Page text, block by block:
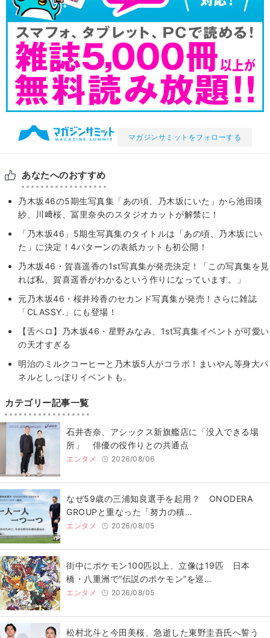
マガジンサミットをフォローする
あなたへのおすすめ
乃木坂46の5期生写真集「あの頃、乃木坂にいた」から池田瑛
紗、川﨑桜、冨里奈央のスタジオカットが解禁に！
「乃木坂46」5期生写真集のタイトルは「あの頃、乃⽊坂にい
た」に決定！4パターンの表紙カットも初公開！
乃木坂46・賀喜遥香の1st写真集が発売決定！「この写真集を見
れば私、賀喜遥香がわかるという作りになっています。」
元乃木坂46・桜井玲香のセカンド写真集が発売！さらに雑誌
「CLASSY.」にも登場！
【舌ペロ】乃木坂46・星野みなみ、1st写真集イベントが可愛い
の天才すぎる
明治のミルクコーヒーと乃木坂5人がコラボ！まいやん等身大パ
ネルとしっぽりイベントも。
カテゴリー記事一覧
石井杏奈、アシックス新旗艦店に「没入できる場
所」 俳優の役作りとの共通点
エンタメ 2026/08/06
なぜ59歳の三浦知良選手を起用？ ONODERA
GROUPと重なった「努力の積…
エンタメ 2026/08/05
街中にポケモン100匹以上、立像は19匹 日本
橋・八重洲で“伝説のポケモン”を巡…
エンタメ 2026/08/05
松村北斗と今田美桜、急逝した東野圭吾氏へ誓う